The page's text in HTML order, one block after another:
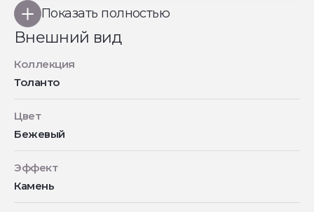
Показать полностью
Внешний вид
Коллекция
Толанто
Цвет
Бежевый
Эффект
Камень